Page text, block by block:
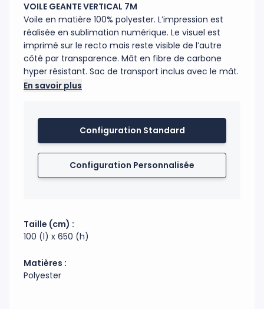
VOILE GEANTE VERTICAL 7M
Voile en matière 100% polyester. L’impression est
réalisée en sublimation numérique. Le visuel est
imprimé sur le recto mais reste visible de l’autre
côté par transparence. Mât en fibre de carbone
hyper résistant. Sac de transport inclus avec le mât.
Sur la voile, le fourreau noir est en polyester Oxford
360° spécialement conçu pour les Giant Flags. Il est
fortement conseillé de lester ces voiles avec au
Les voiles résistent à un vent fort (70 km/h max).
Montage facile en 2 minutes. Utilisation intérieure et
Fabrication : Chine
En savoir plus
Configuration Standard
Configuration Personnalisée
Taille (cm) :
100 (l) x 650 (h)
Matières :
Polyester